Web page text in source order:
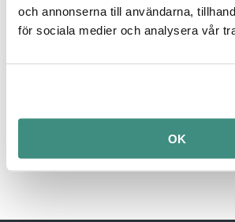
och annonserna till användarna,
för sociala medier och analysera vår
OK
Förpackningar